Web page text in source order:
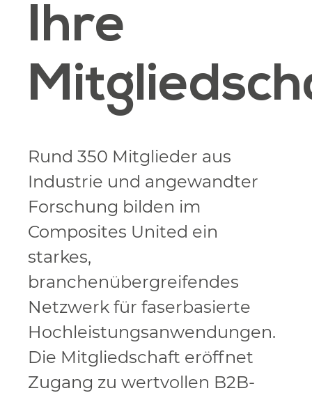
Ihre
Rund 350 Mitglieder aus
Industrie und angewandter
Forschung bilden im
Composites United ein
starkes,
branchenübergreifendes
Netzwerk für faserbasierte
Hochleistungsanwendungen.
Die Mitgliedschaft eröffnet
Zugang zu wertvollen B2B-